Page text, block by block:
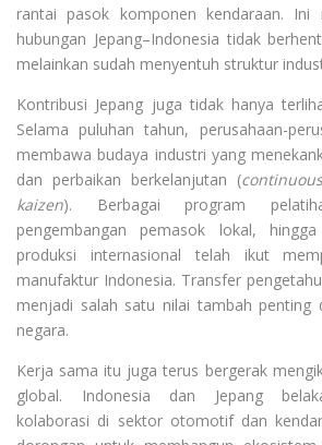
rantai pasok komponen kendaraan. Ini
hubungan Jepang–Indonesia tidak
melainkan sudah menyentuh struktur
Kontribusi Jepang juga tidak hanya
Selama puluhan tahun, perusahaan-
membawa budaya industri yang
dan perbaikan berkelanjutan (
kaizen). Berbagai program
pengembangan pemasok lokal,
produksi internasional telah ikut
manufaktur Indonesia. Transfer
menjadi salah satu nilai tambah penting
negara.
Kerja sama itu juga terus bergerak
global. Indonesia dan Jepang
kolaborasi di sektor otomotif dan